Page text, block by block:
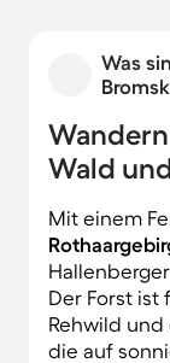
Was
Wald
Mit einem
Der Forst ist
Rehwild
die auf